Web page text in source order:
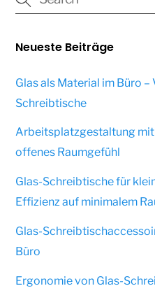
Neueste Beiträge
Glas als Material im Büro
Schreibtische
Arbeitsplatzgestaltung mit
offenes Raumgefühl
Glas-Schreibtische für
Effizienz auf minimalem
Glas-
Büro
Ergonomie von Glas-